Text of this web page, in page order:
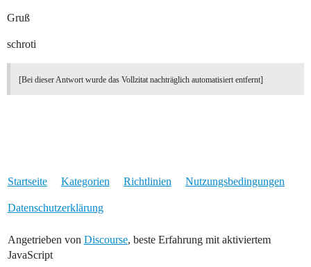
Gruß
schroti
[Bei dieser Antwort wurde das Vollzitat nachträglich automatisiert entfernt]
Startseite Kategorien Richtlinien Nutzungsbedingungen
Datenschutzerklärung
Angetrieben von Discourse, beste Erfahrung mit aktiviertem
JavaScript